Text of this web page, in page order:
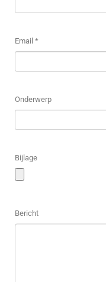
Email *
Onderwerp
Bijlage
Bericht